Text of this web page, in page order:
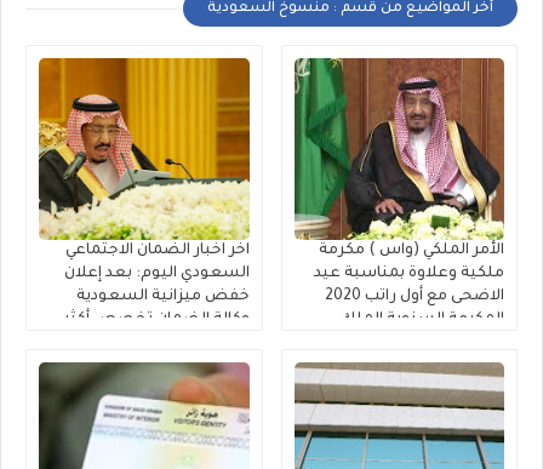
أخر المواضيع من قسم : منسوخ السعودية
الأمر الملكي (واس ) مكرمة
ملكية وعلاوة بمناسبة عيد
الاضحى مع أول راتب 2020
المكرمة السنوية الملك
المعيشة 1441 ~ قرار مكرمة
الملك سلمان ضمان اجتماعي
1441 امر ملكي جديد
للعسكريين المساعدة
المقطوعة في الضمان
اخر اخبار الضمان الاجتماعي
السعودي اليوم: بعد إعلان
خفض ميزانية السعودية
وكالة الضمان تخصص أكثر
لمستفيدي الضمان الاجتماعي
والمساعدة المقطوعة